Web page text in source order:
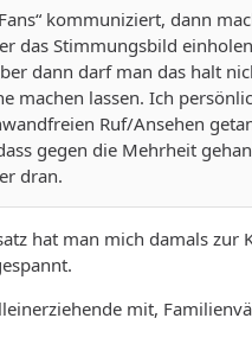
kommuniziert, dann
das Stimmungsbild
dann darf man das halt
machen lassen. Ich
Ruf/Ansehen
gegen die Mehrheit
dran.
hat man mich damals zur
mit,